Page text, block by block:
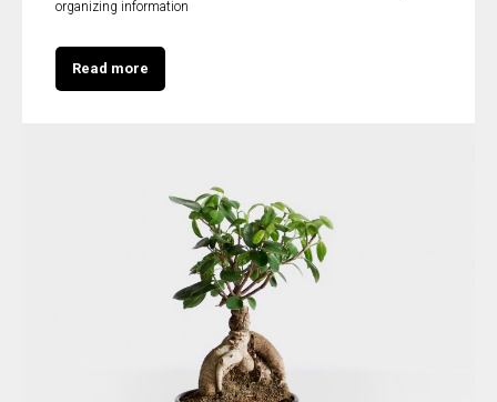
organizing information
Read more